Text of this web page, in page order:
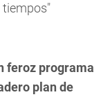
tiempos"
feroz programa
plan de